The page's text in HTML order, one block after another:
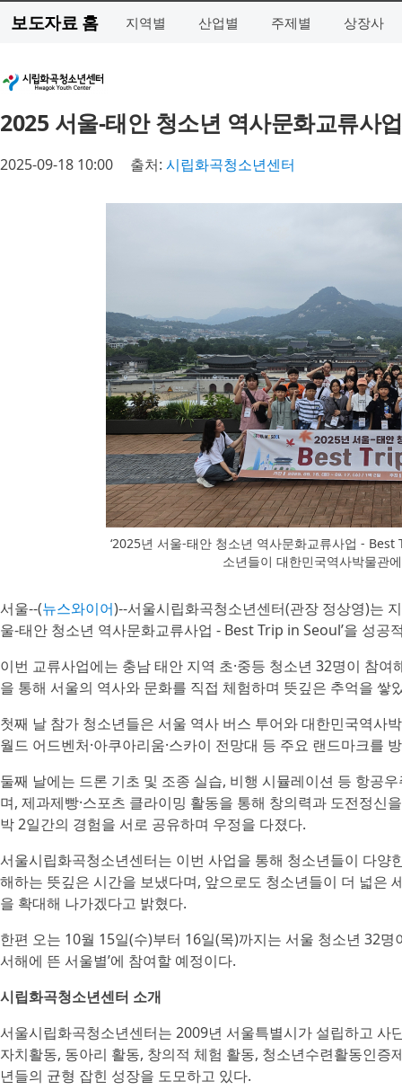
보도자료 홈 지역별 산업별 주제별 상장사
2025 서울-태안 청소년 역사문화교류사
2025-09-18 10:00 출처: 시립화곡청소년센터
‘2025년 서울-태안 청소년 역사문화교류사업 -
소년들이 대한민국역사박물관
서울--(뉴스와이어)--서울시립화곡청소년센터(관장 정상영)는
울-태안 청소년 역사문화교류사업 - Best Trip in Seoul’을 성공
이번 교류사업에는 충남 태안 지역 초·중등 청소년 32명이 참
을 통해 서울의 역사와 문화를 직접 체험하며 뜻깊은 추억을 쌓
첫째 날 참가 청소년들은 서울 역사 버스 투어와 대한민국역사
월드 어드벤처·아쿠아리움·스카이 전망대 등 주요 랜드마크를
둘째 날에는 드론 기초 및 조종 실습, 비행 시뮬레이션 등 항공
며, 제과제빵·스포츠 클라이밍 활동을 통해 창의력과 도전정신
박 2일간의 경험을 서로 공유하며 우정을 다졌다.
서울시립화곡청소년센터는 이번 사업을 통해 청소년들이 다
해하는 뜻깊은 시간을 보냈다며, 앞으로도 청소년들이 더 넓은
을 확대해 나가겠다고 밝혔다.
한편 오는 10월 15일(수)부터 16일(목)까지는 서울 청소년 32
서해에 뜬 서울별’에 참여할 예정이다.
시립화곡청소년센터 소개
서울시립화곡청소년센터는 2009년 서울특별시가 설립하고
자치활동, 동아리 활동, 창의적 체험 활동, 청소년수련활동인
년들의 균형 잡힌 성장을 도모하고 있다.